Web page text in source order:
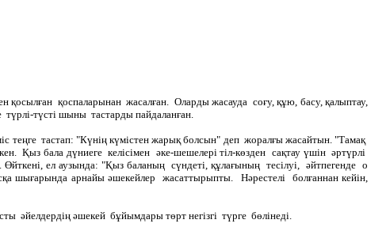
қосылған қоспаларынан жасалған. Оларды жасауда соғу, құю, басу, қалыптау,
түрлі-түсті шыны тастарды пайдаланған.
теңге тастап: "Күнің күмістен жарық болсын" деп жоралғы жасайтын. "Тамақ
Қыз бала дүниеге келісімен әке-шешелері тіл-көзден сақтау үшін әртүрлі
ел аузында: "Қыз баланың сүндеті, құлағының тесілуі, әйтпегенде о
шығарында арнайы әшекейлер жасаттырыпты. Нәрестелі болғаннан кейін,
әшекей бұйымдары төрт негізгі түрге бөлінеді.